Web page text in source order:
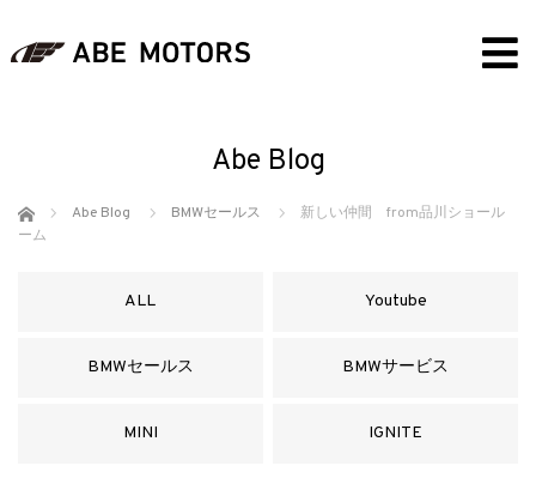
Abe Blog
ホーム Abe Blog BMWセールス
新しい仲間 from品川ショール
ーム
ALL Youtube
BMWセールス BMWサービス
MINI IGNITE